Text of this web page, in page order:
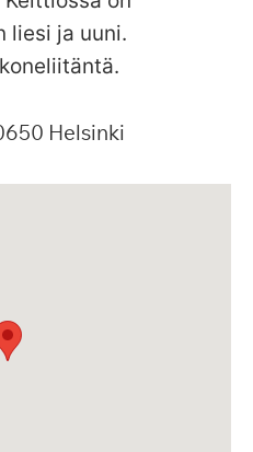
liesi ja uuni.
Helsinki